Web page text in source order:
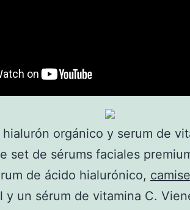
orgánico y serum de
set de sérums faciales
de ácido hialurónico,
y un sérum de vitamina C.